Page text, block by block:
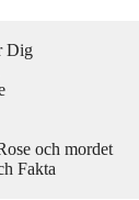
Dig
och mordet
Fakta